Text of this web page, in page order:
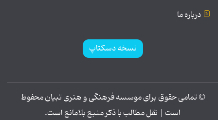
درباره ما
نسخه دسکتاپ
© تمامی حقوق برای موسسه فرهنگی و هنری تبیان محفوظ
است | نقل مطالب با ذکر منبع بلامانع است.